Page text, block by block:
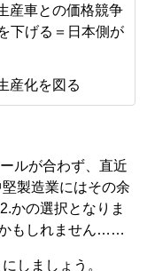
産車との価格競争
下げる＝日本側が
産化を図る
ルが合わず、直近
製造業にはその余
かの選択となりま
もしれません……
しましょう。